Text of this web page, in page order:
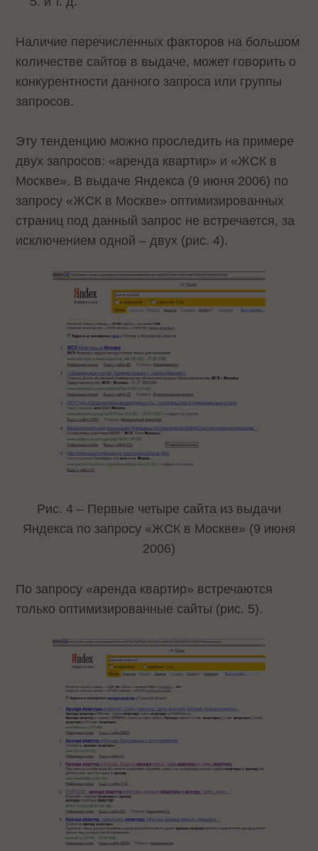
Наличие перечисленных факторов на большом
количестве сайтов в выдаче, может говорить о
конкурентности данного запроса или группы
запросов.
Эту тенденцию можно проследить на примере
двух запросов: «аренда квартир» и «ЖСК в
Москве». В выдаче Яндекса (9 июня 2006) по
запросу «ЖСК в Москве» оптимизированных
страниц под данный запрос не встречается, за
исключением одной – двух (рис. 4).
Рис. 4 – Первые четыре сайта из выдачи
Яндекса по запросу «ЖСК в Москве» (9 июня
2006)
По запросу «аренда квартир» встречаются
только оптимизированные сайты (рис. 5).